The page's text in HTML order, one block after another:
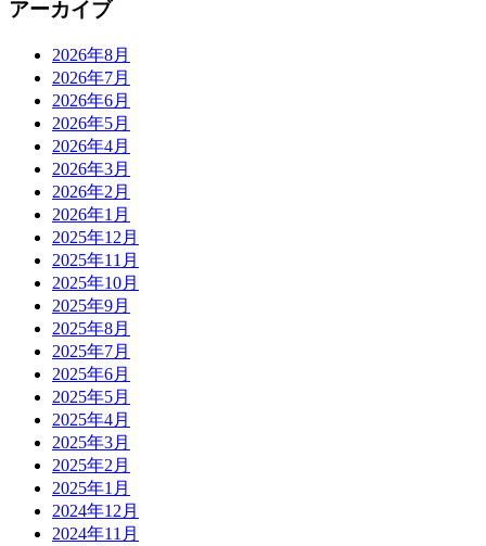
アーカイブ
2026年8月
2026年7月
2026年6月
2026年5月
2026年4月
2026年3月
2026年2月
2026年1月
2025年12月
2025年11月
2025年10月
2025年9月
2025年8月
2025年7月
2025年6月
2025年5月
2025年4月
2025年3月
2025年2月
2025年1月
2024年12月
2024年11月